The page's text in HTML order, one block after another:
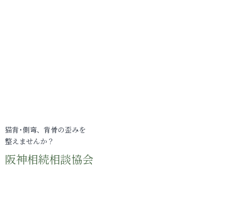
猫背･側弯、背骨の歪みを
整えませんか？
阪神相続相談協会